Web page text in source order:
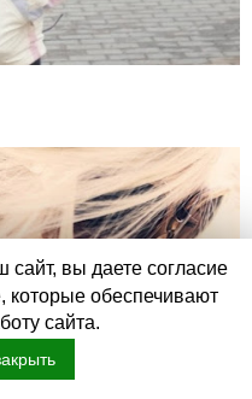
вы даете согласие
которые обеспечивают
сайта.